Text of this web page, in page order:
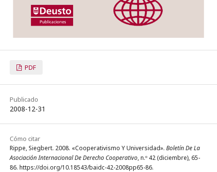
PDF
Publicado
2008-12-31
Cómo citar
Rippe, Siegbert. 2008. «Cooperativismo Y Universidad». Boletín De La
Asociación Internacional De Derecho Cooperativo, n.º 42 (diciembre), 65-
86. https://doi.org/10.18543/baidc-42-2008pp65-86.